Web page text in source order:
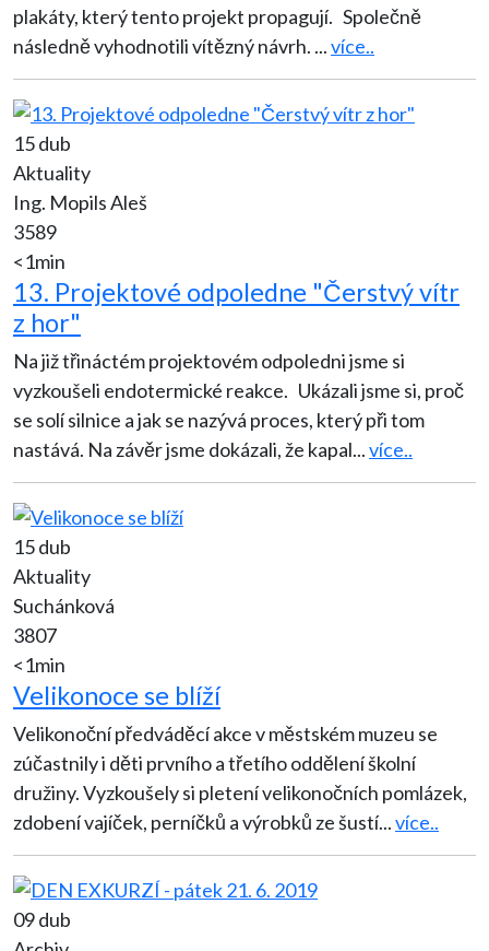
plakáty, který tento projekt propagují. Společně
následně vyhodnotili vítězný návrh. ...více..
15 dub
Aktuality
Ing. Mopils Aleš
3589
<1min
13. Projektové odpoledne "Čerstvý vítr
z hor"
Na již třináctém projektovém odpoledni jsme si
vyzkoušeli endotermické reakce. Ukázali jsme si, proč
se solí silnice a jak se nazývá proces, který při tom
nastává. Na závěr jsme dokázali, že kapal...více..
15 dub
Aktuality
Suchánková
3807
<1min
Velikonoce se blíží
Velikonoční předváděcí akce v městském muzeu se
zúčastnily i děti prvního a třetího oddělení školní
družiny. Vyzkoušely si pletení velikonočních pomlázek,
zdobení vajíček, perníčků a výrobků ze šustí...více..
09 dub